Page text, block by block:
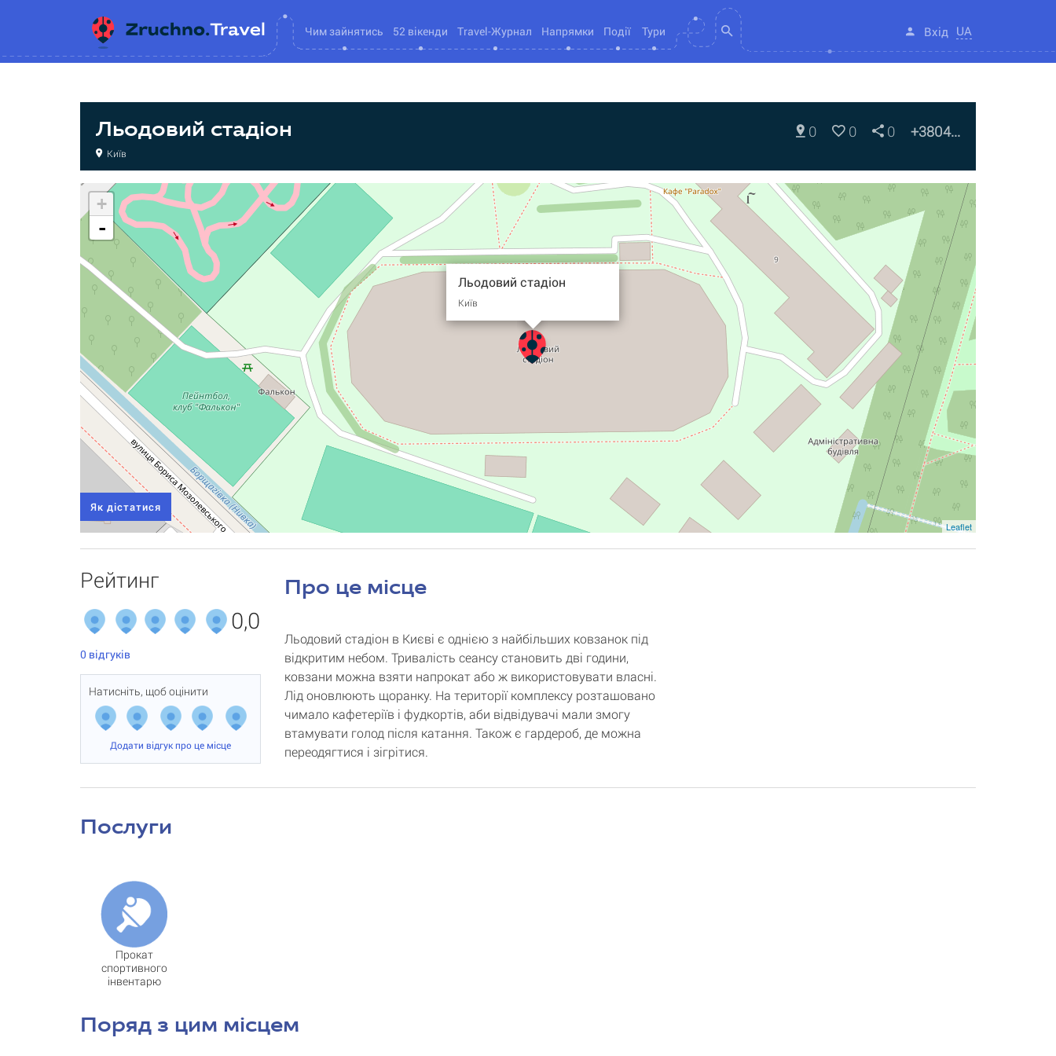
Чим зайнятись 52 вікенди Travel-Журнал Напрямки Події Тури Вхід UA
Льодовий стадіон
Київ
0 0 0 +3804...
Льодовий стадіон
Київ
+
-
Leaflet
Як дістатися
Рейтинг
0,0
0 відгуків
Натисніть, щоб оцінити
Додати відгук про це місце
Про це місце
Льодовий стадіон в Києві є однією з найбільших ковзанок під
відкритим небом. Тривалість сеансу становить дві години,
ковзани можна взяти напрокат або ж використовувати власні.
Лід оновлюють щоранку. На території комплексу розташовано
чимало кафетеріїв і фудкортів, аби відвідувачі мали змогу
втамувати голод після катання. Також є гардероб, де можна
переодягтися і зігрітися.
Послуги
Прокат
спортивного
інвентарю
Поряд з цим місцем